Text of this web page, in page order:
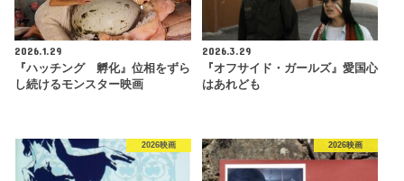
2026.1.29
『ハッチング 孵化』位相をずら
し続けるモンスター映画
2026.3.29
『オフサイド・ガールズ』愛国心
はあれども
2026映画 2026映画